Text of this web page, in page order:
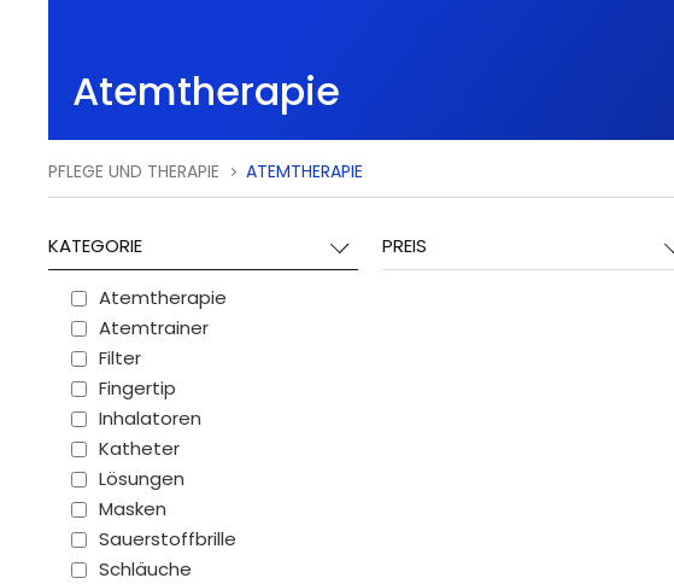
Atemtherapie
PFLEGE UND THERAPIE ATEMTHERAPIE
KATEGORIE
Atemtherapie
Atemtrainer
Filter
Fingertip
Inhalatoren
Katheter
Lösungen
Masken
Sauerstoffbrille
Schläuche
PREIS